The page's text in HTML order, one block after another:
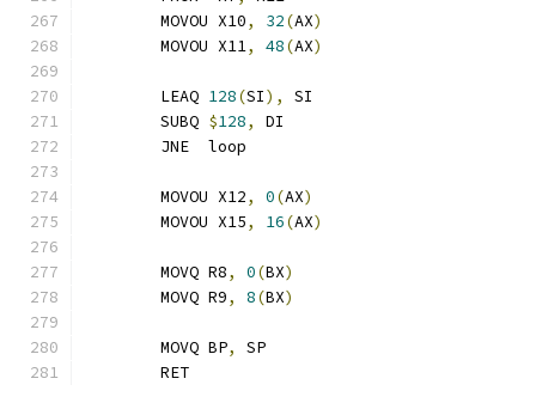
	MOVOU X10
, 32(AX)
	MOVOU X11
, 48(AX)
	LEAQ
128(SI),
SI
	SUBQ
$128,
DI
	JNE  loop
	MOVOU X12
, 0(AX)
	MOVOU X15
, 16(AX)
	MOVQ R8
, 0(BX)
	MOVQ R9
, 8(BX)
	MOVQ BP
,
SP
	RET